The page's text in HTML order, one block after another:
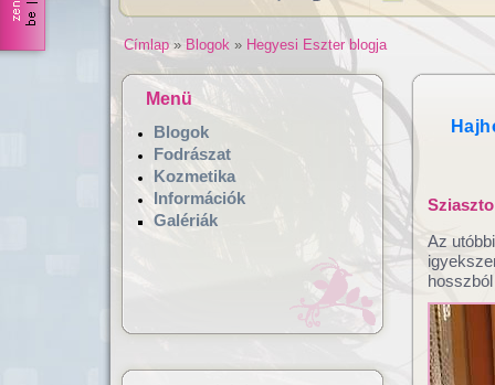
Hajgyógyászat,
Lézeres
dúsítás
Címlap» Blogok » Hegyesi Eszter blogja
Az
Menü
Blogok
Fodrászat
Kozmetika
Információk
Galériák